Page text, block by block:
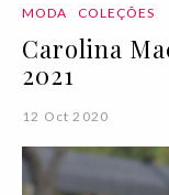
MODA COLEÇÕES
Carolina
2021
12 Oct 2020